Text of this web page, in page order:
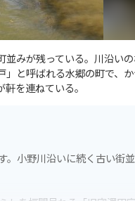
みが残っている。川沿い
と呼ばれる水郷の町で、か
を連ねている。
。小野川沿いに続く古い街